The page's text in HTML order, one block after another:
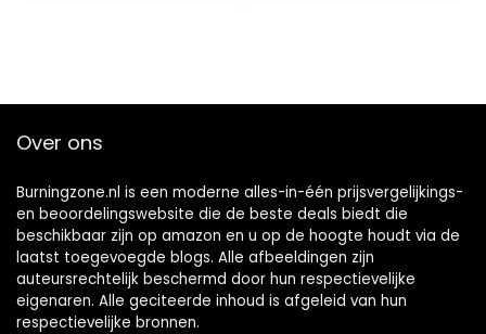
Over ons
Burningzone.nl is een moderne alles-in-één prijsvergelijkings-
en beoordelingswebsite die de beste deals biedt die
beschikbaar zijn op amazon en u op de hoogte houdt via de
laatst toegevoegde blogs. Alle afbeeldingen zijn
auteursrechtelijk beschermd door hun respectievelijke
eigenaren. Alle geciteerde inhoud is afgeleid van hun
respectievelijke bronnen.